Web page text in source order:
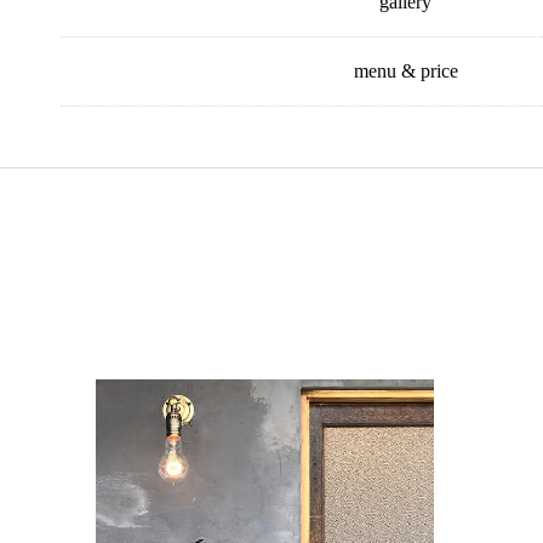
menu & price